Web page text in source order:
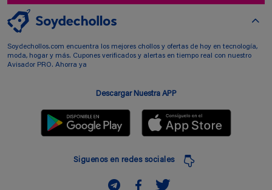
Soydechollos.com encuentra los mejores chollos y ofertas de hoy en tecnología,
moda, hogar y más. Cupones verificados y alertas en tiempo real con nuestro
Avisador PRO. Ahorra ya
Descargar Nuestra APP
Siguenos en redes sociales